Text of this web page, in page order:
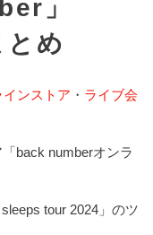
」
とめ
ンストア ・ ライブ会
back numberオンラ
tour 2024」のツ